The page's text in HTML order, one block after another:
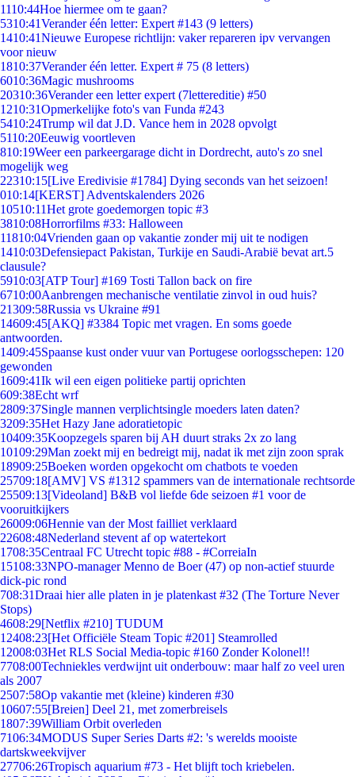
1110:44Hoe hiermee om te gaan?
5310:41Verander één letter: Expert #143 (9 letters)
1410:41Nieuwe Europese richtlijn: vaker repareren ipv vervangen
voor nieuw
1810:37Verander één letter. Expert # 75 (8 letters)
6010:36Magic mushrooms
20310:36Verander een letter expert (7lettereditie) #50
1210:31Opmerkelijke foto's van Funda #243
5410:24Trump wil dat J.D. Vance hem in 2028 opvolgt
5110:20Eeuwig voortleven
810:19Weer een parkeergarage dicht in Dordrecht, auto's zo snel
mogelijk weg
22310:15[Live Eredivisie #1784] Dying seconds van het seizoen!
010:14[KERST] Adventskalenders 2026
10510:11Het grote goedemorgen topic #3
3810:08Horrorfilms #33: Halloween
11810:04Vrienden gaan op vakantie zonder mij uit te nodigen
1410:03Defensiepact Pakistan, Turkije en Saudi-Arabië bevat art.5
clausule?
5910:03[ATP Tour] #169 Tosti Tallon back on fire
6710:00Aanbrengen mechanische ventilatie zinvol in oud huis?
21309:58Russia vs Ukraine #91
14609:45[AKQ] #3384 Topic met vragen. En soms goede
antwoorden.
1409:45Spaanse kust onder vuur van Portugese oorlogsschepen: 120
gewonden
1609:41Ik wil een eigen politieke partij oprichten
609:38Echt wrf
2809:37Single mannen verplichtsingle moeders laten daten?
3209:35Het Hazy Jane adoratietopic
10409:35Koopzegels sparen bij AH duurt straks 2x zo lang
10109:29Man zoekt mij en bedreigt mij, nadat ik met zijn zoon sprak
18909:25Boeken worden opgekocht om chatbots te voeden
25709:18[AMV] VS #1312 spammers van de internationale rechtsorde
25509:13[Videoland] B&B vol liefde 6de seizoen #1 voor de
vooruitkijkers
26009:06Hennie van der Most failliet verklaard
22608:48Nederland stevent af op watertekort
1708:35Centraal FC Utrecht topic #88 - #CorreiaIn
15108:33NPO-manager Menno de Boer (47) op non-actief stuurde
dick-pic rond
708:31Draai hier alle platen in je platenkast #32 (The Torture Never
Stops)
4608:29[Netflix #210] TUDUM
12408:23[Het Officiële Steam Topic #201] Steamrolled
12008:03Het RLS Social Media-topic #160 Zonder Kolonel!!
7708:00Techniekles verdwijnt uit onderbouw: maar half zo veel uren
als 2007
2507:58Op vakantie met (kleine) kinderen #30
10607:55[Breien] Deel 21, met zomerbreisels
1807:39William Orbit overleden
7106:34MODUS Super Series Darts #2: 's werelds mooiste
dartskweekvijver
27706:26Tropisch aquarium #73 - Het blijft toch kriebelen.